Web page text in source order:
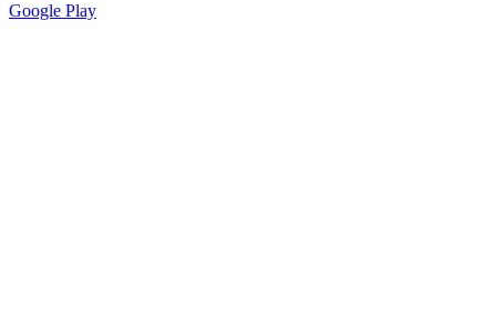
Google Play